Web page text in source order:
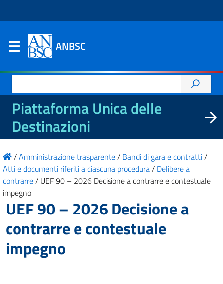
ANBSC
per:
Piattaforma Unica delle
Destinazioni
/Amministrazione trasparente/ Bandi di gara e contratti/
Atti e documenti riferiti a ciascuna procedura/ Delibere a
contrarre/ UEF 90 – 2026 Decisione a contrarre e contestuale
impegno
UEF 90 – 2026 Decisione a
contrarre e contestuale
impegno